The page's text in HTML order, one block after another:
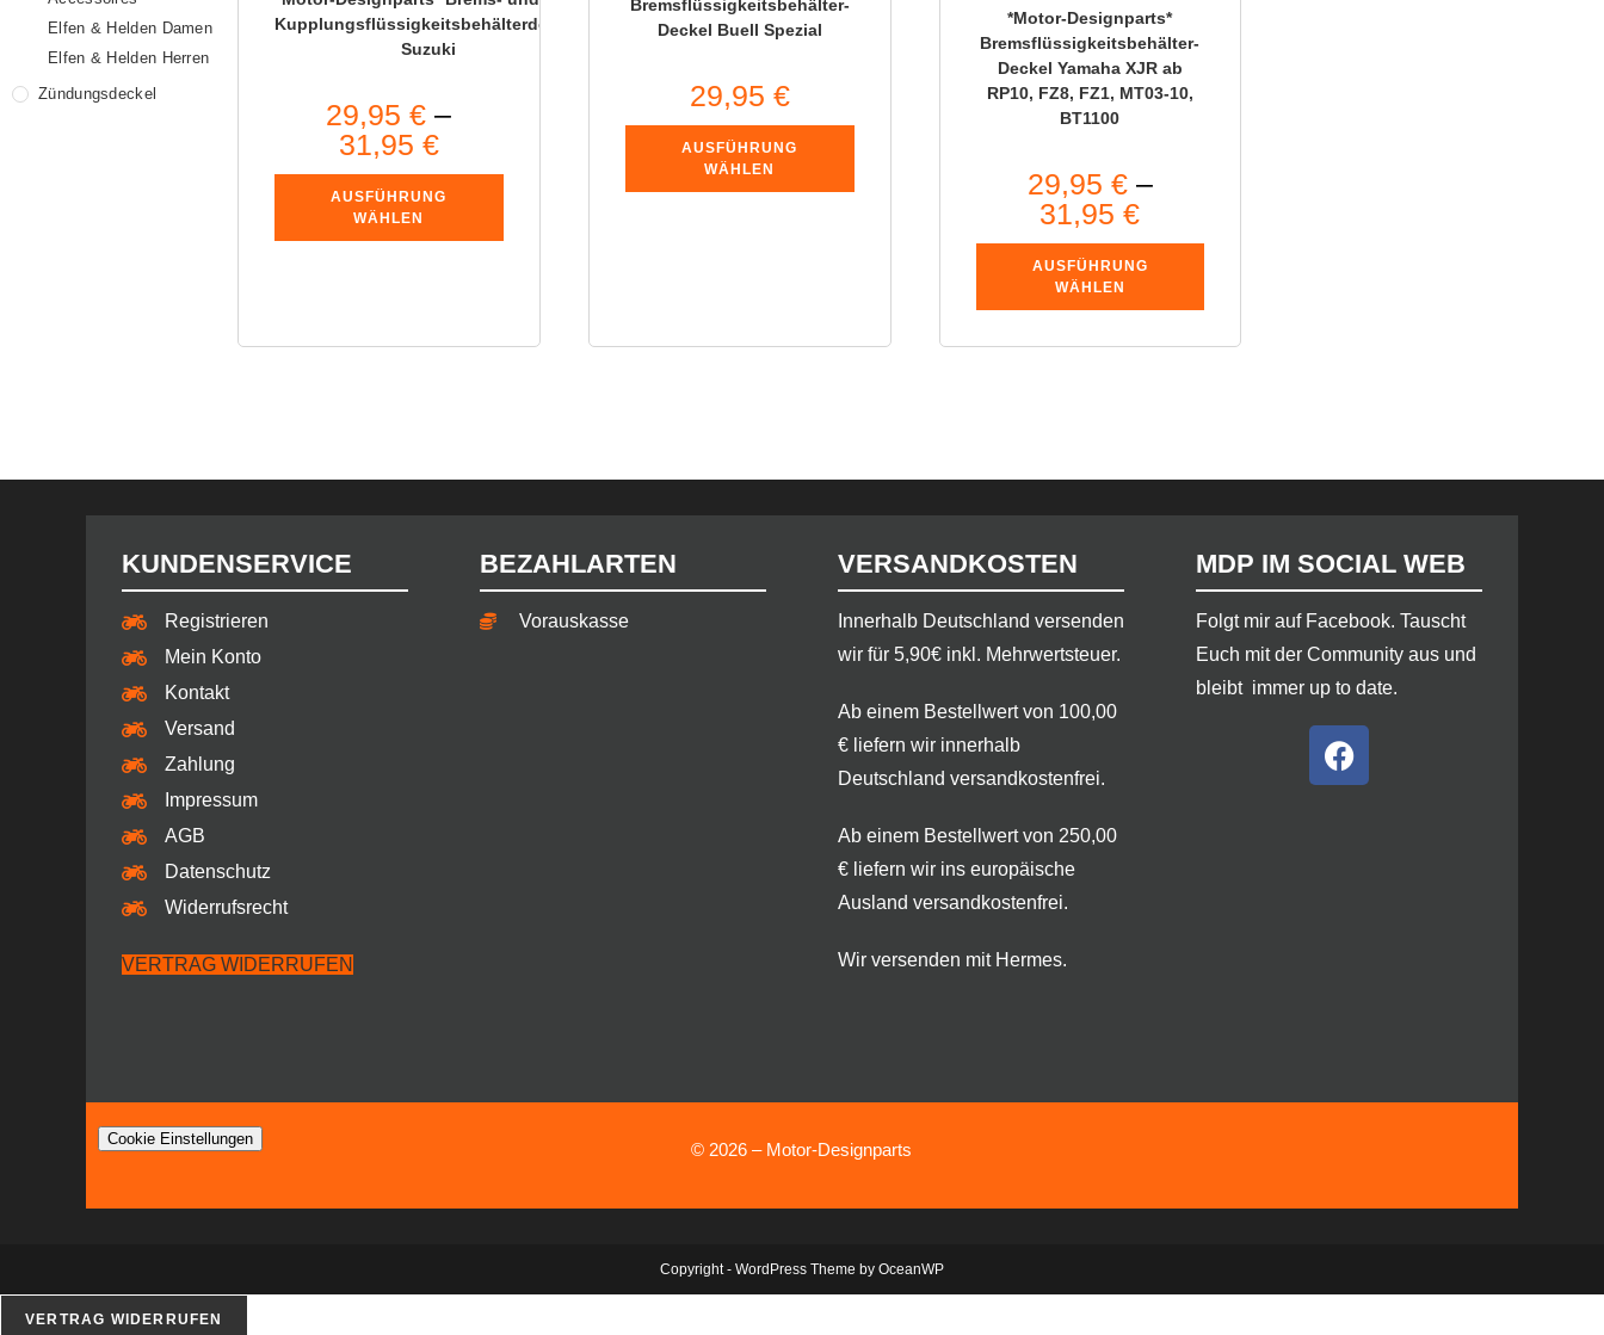
Elfen & Helden Damen
Elfen & Helden Herren
Zündungsdeckel
Kupplungsflüssigkeitsbehälterdeckel
Suzuki
29,95€ –
31,95 €
AUSFÜHRUNG
WÄHLEN
Bremsflüssigkeitsbehälter-
Deckel Buell Spezial
29,95 €
AUSFÜHRUNG
WÄHLEN
*Motor-Designparts*
Bremsflüssigkeitsbehälter-
Deckel Yamaha XJR ab
RP10, FZ8, FZ1, MT03-10,
BT1100
29,95 €–
31,95€
AUSFÜHRUNG
WÄHLEN
KUNDENSERVICE
Registrieren
Mein Konto
Kontakt
Versand
Zahlung
Impressum
AGB
Datenschutz
Widerrufsrecht
VERTRAG WIDERRUFEN
BEZAHLARTEN
Vorauskasse
VERSANDKOSTEN
​Innerhalb Deutschland versenden
wir für 5,90€ inkl. Mehrwertsteuer.
Ab einem Bestellwert von 100,00
€ liefern wir innerhalb
Deutschland versandkostenfrei.
Ab einem Bestellwert von 250,00
€ liefern wir ins europäische
Ausland versandkostenfrei.
Wir versenden mit Hermes.
MDP IM SOCIAL WEB
​Folgt mir auf Facebook. Tauscht
Euch mit der Community aus und
bleibt immer up to date.
Cookie Einstellungen
© 2026 – Motor-Designparts
Copyright - WordPress Theme by OceanWP
VERTRAG WIDERRUFEN